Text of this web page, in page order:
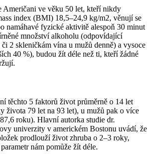
Američani ve věku 50 let, kteří nikdy
index (BMI) 18,5–24,9 kg⁠/⁠m2, věnují se
namáhavé fyzické aktivitě alespoň 30 minut
množství alkoholu (odpovídající
2 skleničkám vína u mužů denně) a vysoce
40 %), budou žít déle než ti, kteří žádné
těchto 5 faktorů život průměrně o 14 let
života 79 let na 93 let), u mužů pak o více
roku). Hlavní autorka studie dr.
univerzity v americkém Bostonu uvádí, že
prodlouží život zhruba o 2–3 roky,
nám pomůže žít déle.